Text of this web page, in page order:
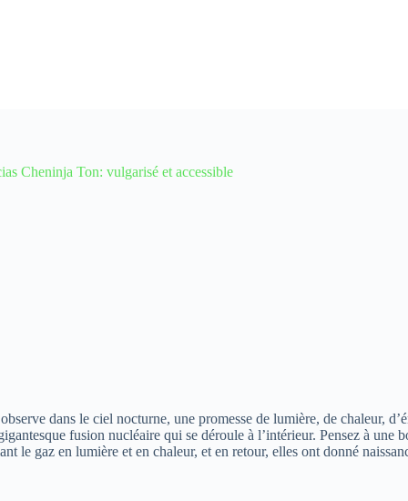
Cheninja Ton: vulgarisé et accessible
dans le ciel nocturne, une promesse de lumière, de chaleur,
fusion nucléaire qui se déroule à l’intérieur. Pensez à
le gaz en lumière et en chaleur, et en retour, elles ont donné